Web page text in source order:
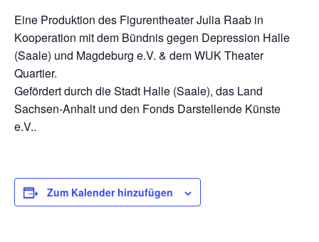
Eine Produktion des Figurentheater Julia Raab in
Kooperation mit dem Bündnis gegen Depression Halle
(Saale) und Magdeburg e.V. & dem WUK Theater
Quartier.
Gefördert durch die Stadt Halle (Saale), das Land
Sachsen-Anhalt und den Fonds Darstellende Künste
e.V..
Zum Kalender hinzufügen